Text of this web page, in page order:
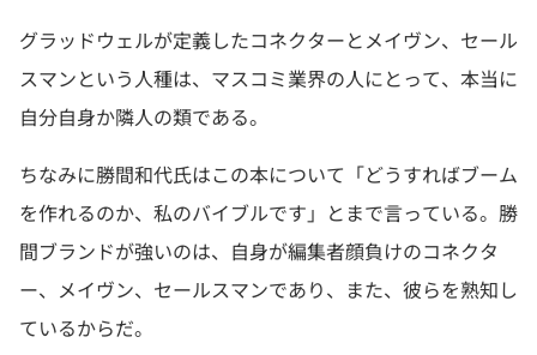
グラッドウェルが定義したコネクターとメイヴン、セール
スマンという人種は、マスコミ業界の人にとって、本当に
自分自身か隣人の類である。
ちなみに勝間和代氏はこの本について「どうすればブーム
を作れるのか、私のバイブルです」とまで言っている。勝
間ブランドが強いのは、自身が編集者顔負けのコネクタ
ー、メイヴン、セールスマンであり、また、彼らを熟知し
ているからだ。